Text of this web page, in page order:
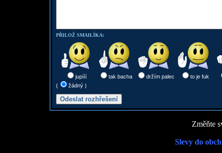
PŘILOŽ SMAILÍKA:
jupííí tak bacha držím palec
to je fuk
(
žádný )
Změňte
Slevy do